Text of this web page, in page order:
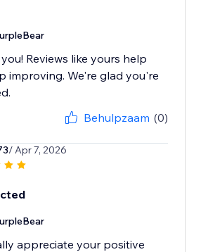
Reviews like yours help
improving. We're glad you're
Behulpzaam (0)
/ Apr 7, 2026
appreciate your positive